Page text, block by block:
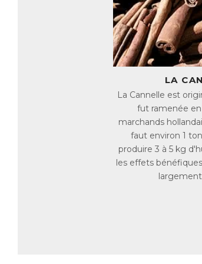
LA
La Cannelle est
fut ramenée
marchands
faut environ 1
produire 3 à 5 kg
les effets